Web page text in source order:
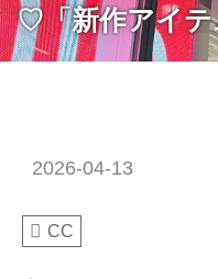
♡「新作アイテ
2026-04-13
CC